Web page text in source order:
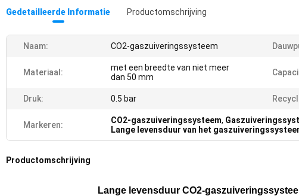
Gedetailleerde Informatie Productomschrijving
Naam: CO2-gaszuiveringssysteem
Materiaal:
met een breedte van niet meer
dan 50 mm
Druk: 0.5 bar
Markeren: CO2-gaszuiveringssysteem,
Lange levensduur van het
Productomschrijving
Lange levensduur CO2-